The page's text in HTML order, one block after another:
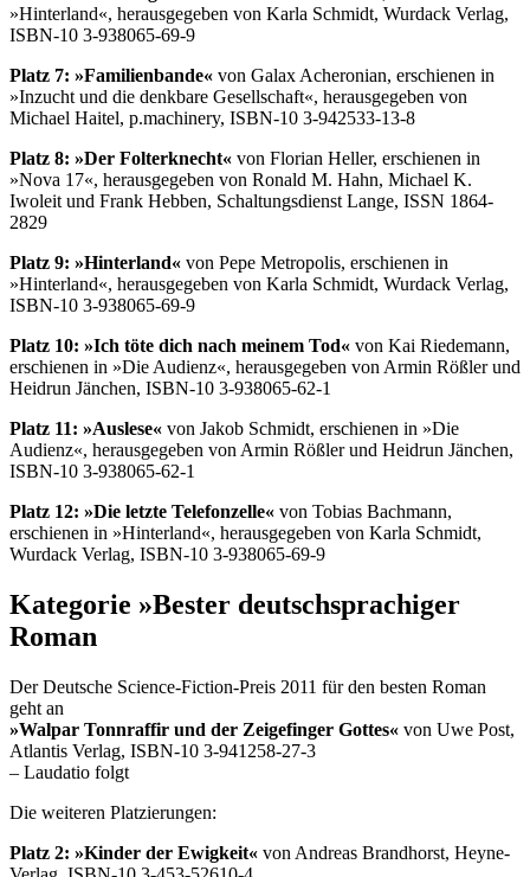
»Hinterland«, herausgegeben von Karla Schmidt, Wurdack Verlag,
ISBN-10 3-938065-69-9
Platz 7: »Familienbande« von Galax Acheronian, erschienen in
»Inzucht und die denkbare Gesellschaft«, herausgegeben von
Michael Haitel, p.machinery, ISBN-10 3-942533-13-8
Platz 8: »Der Folterknecht« von Florian Heller, erschienen in
»Nova 17«, herausgegeben von Ronald M. Hahn, Michael K.
Iwoleit und Frank Hebben, Schaltungsdienst Lange, ISSN 1864-
2829
Platz 9: »Hinterland« von Pepe Metropolis, erschienen in
»Hinterland«, herausgegeben von Karla Schmidt, Wurdack Verlag,
ISBN-10 3-938065-69-9
Platz 10: »Ich töte dich nach meinem Tod« von Kai Riedemann,
erschienen in »Die Audienz«, herausgegeben von Armin Rößler und
Heidrun Jänchen, ISBN-10 3-938065-62-1
Platz 11: »Auslese« von Jakob Schmidt, erschienen in »Die
Audienz«, herausgegeben von Armin Rößler und Heidrun Jänchen,
ISBN-10 3-938065-62-1
Platz 12: »Die letzte Telefonzelle« von Tobias Bachmann,
erschienen in »Hinterland«, herausgegeben von Karla Schmidt,
Wurdack Verlag, ISBN-10 3-938065-69-9
Kategorie »Bester deutschsprachiger
Roman
Der Deutsche Science-Fiction-Preis 2011 für den besten Roman
geht an
»Walpar Tonnraffir und der Zeigefinger Gottes« von Uwe Post,
Atlantis Verlag, ISBN-10 3-941258-27-3
– Laudatio folgt
Die weiteren Platzierungen:
Platz 2: »Kinder der Ewigkeit« von Andreas Brandhorst, Heyne-